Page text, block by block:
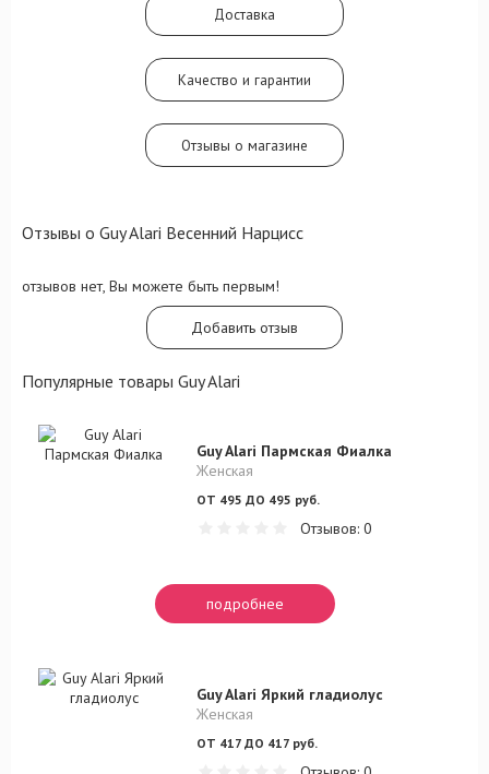
Доставка
Качество и гарантии
Отзывы о магазине
Отзывы о Guy Alari Весенний Нарцисс
отзывов нет, Вы можете быть первым!
Добавить отзыв
Популярные товары Guy Alari
Guy Alari Пармская Фиалка
Женская
ОТ 495 ДО 495 руб.
Отзывов: 0
подробнее
Guy Alari Яркий гладиолус
Женская
ОТ 417 ДО 417 руб.